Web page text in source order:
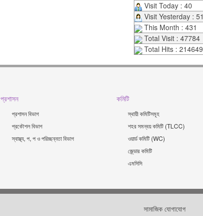
Visit Today : 40
Visit Yesterday : 51
This Month : 431
Total Visit : 47784
Total Hits : 214649
প্রশাসন
প্রশাসন বিভাগ
প্রকৌশল বিভাগ
স্বাস্থ্য, প, প ও পরিচ্ছন্নতা ‍বিভাগ
কমিটি
স্থায়ী কমিটিসমূহ
শহর সমন্বয় কমিটি (TLCC)
ওয়ার্ড কমিটি (WC)
জে্ন্ডার কমিটি
এমসিসি
সামাজিক যোগাযোগ